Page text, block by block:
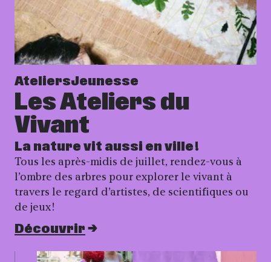
Les Ateliers du
Vivant
La nature vit aussi en ville !
Tous les après-midis de juillet, rendez-vous à
l’ombre des arbres pour explorer le vivant à
travers le regard d’artistes, de scientifiques ou
de jeux !
AteliersJeunesse
Découvrir